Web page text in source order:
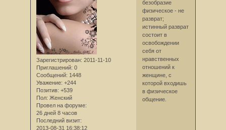
Зарегистрирован: 2011-11-10
Приглашений: 0
Сообщений: 1448
Уважение: +244
Позитив: +539
Пол: Женский
Провел на форуме:
26 дней 8 часов
Последний визит:
2013-08-31 16:38:12
безобразие
физическое - не
разврат;
истинный разврат
состоит в
освобождении
себя от
нравственных
отношений к
женщине, с
которой входишь
в физическое
общение.